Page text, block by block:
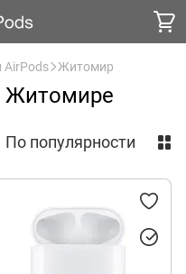
Житомир
Житомире
По популярности